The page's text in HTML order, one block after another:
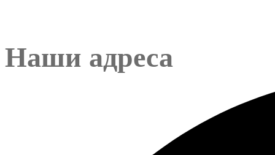
Наши адреса